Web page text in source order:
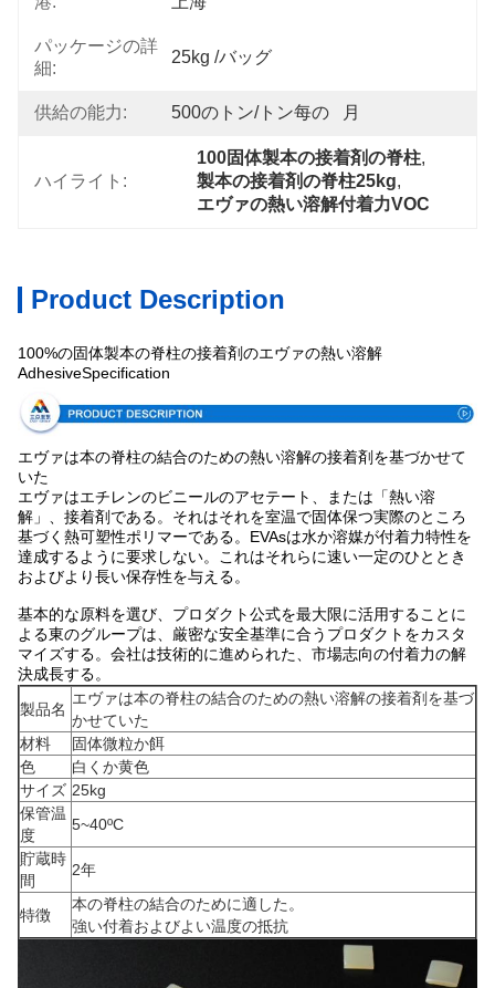
パッケージの詳
細:
25kg /バッグ
供給の能力: 500のトン/トン每の   月
ハイライト:
100固体製本の接着剤の脊柱,
製本の接着剤の脊柱25kg,
エヴァの熱い溶解付着力VOC
Product Description
100%の固体製本の脊柱の接着剤のエヴァの熱い溶解
AdhesiveSpecification
エヴァは本の脊柱の結合のための熱い溶解の接着剤を基づかせて
いた
エヴァはエチレンのビニールのアセテート、または「熱い溶
解」、接着剤である。それはそれを室温で固体保つ実際のところ
基づく熱可塑性ポリマーである。EVAsは水か溶媒が付着力特性を
達成するように要求しない。これはそれらに速い一定のひととき
およびより長い保存性を与える。
基本的な原料を選び、プロダクト公式を最大限に活用することに
よる東のグループは、厳密な安全基準に合うプロダクトをカスタ
マイズする。会社は技術的に進められた、市場志向の付着力の解
決成長する。
製品名
エヴァは本の脊柱の結合のための熱い溶解の接着剤を基づ
かせていた
材料
固体微粒か餌
色
白くか黄色
サイズ 25kg
保管温
度
5~40ºC
貯蔵時
間
2年
特徴
本の脊柱の結合のために適した。
強い付着およびよい温度の抵抗